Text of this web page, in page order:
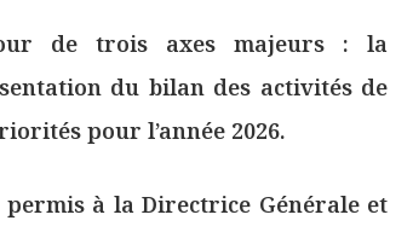
de trois axes majeurs : la
du bilan des activités de
pour l’année 2026.
à la Directrice Générale et